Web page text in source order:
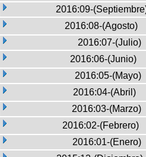
2016:09-
2016:08-(Agosto)
2016:07-(Julio)
2016:06-(Junio)
2016:05-(Mayo)
2016:04-(Abril)
2016:03-(Marzo)
2016:02-(Febrero)
2016:01-(Enero)